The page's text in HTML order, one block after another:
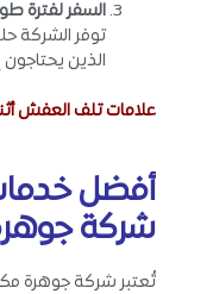
السفر لفترة
توفر الشركة
الذين
علامات تلف العفش
أفضل
شركة
تُعتبر شركة جوهرة